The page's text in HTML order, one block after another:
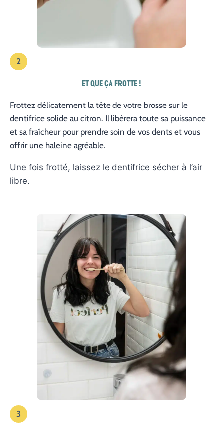
2
ET QUE ÇA FROTTE !
Frottez délicatement la tête de votre brosse sur le
dentifrice solide au citron. Il libèrera toute sa puissance
et sa fraîcheur pour prendre soin de vos dents et vous
offrir une haleine agréable.
Une fois frotté, laissez le dentifrice sécher à l’air
libre.
3